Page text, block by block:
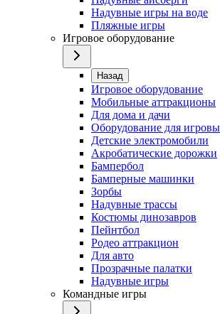
Надувные игры на воде
Пляжные игры
Игровое оборудование
Назад
Игровое оборудование
Мобильные аттракционы
Для дома и дачи
Оборудование для
Детские электромобили
Акробатические дорожки
Бампербол
Бамперные машинки
Зорбы
Надувные трассы
Костюмы динозавров
Пейнтбол
Родео аттракцион
Для авто
Прозрачные палатки
Надувные игры
Командные игры